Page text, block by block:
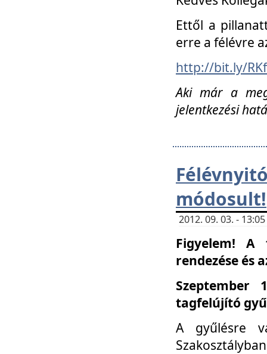
Ettől a
erre a félévre
http://bit.ly/
Aki már a
jelentkezési
módosult!
2012. 09. 03. -
Figyelem! A
rendezése és
Szeptember
tagfelújító
A gyűlésre